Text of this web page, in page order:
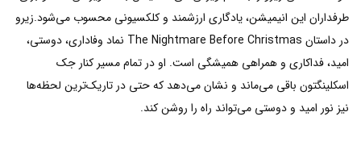
طرفداران این انیمیشن، یادگاری ارزشمند و کلکسیونی محسوب می‌شود.زیرو
در داستان The Nightmare Before Christmas نماد وفاداری، دوستی،
امید، فداکاری و همراهی همیشگی است. او در تمام مسیر کنار جک
اسکلینگتون باقی می‌ماند و نشان می‌دهد که حتی در تاریک‌ترین لحظه‌ها
نیز نور امید و دوستی می‌تواند راه را روشن کند.